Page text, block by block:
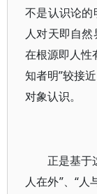
不是认识论的
人对天即自
在根源即人性
知者明”较接
对象认识。
正是基于
人在外”、“